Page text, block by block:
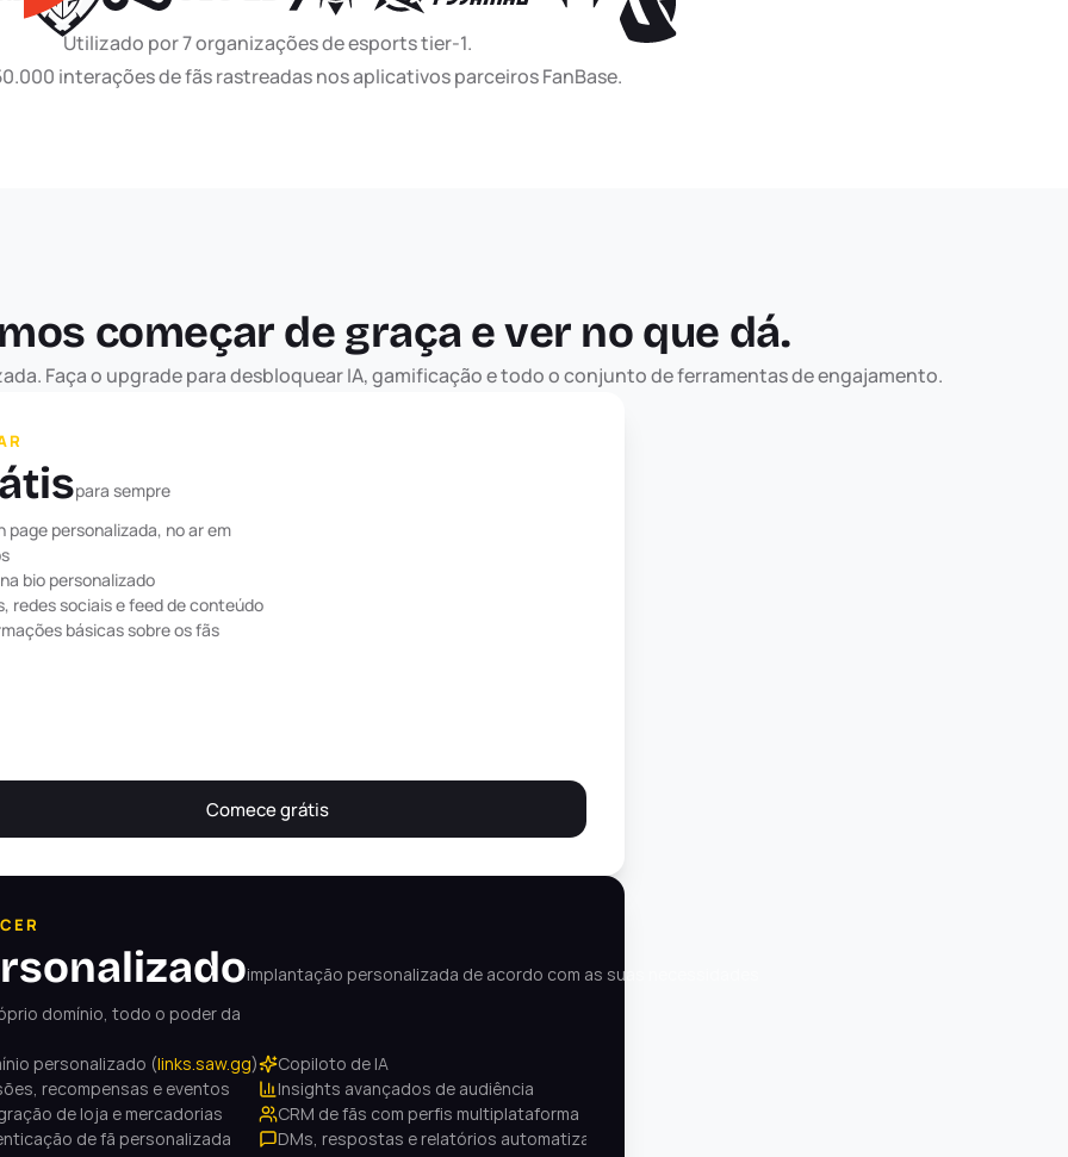
Utilizado por 7 organizações de esports tier-1.
interações de fãs rastreadas nos aplicativos parceiros FanBase.
começar de graça e ver no que dá.
Faça o upgrade para desbloquear IA, gamificação e todo o conjunto de ferramentas de engajamento.
para sempre
page personalizada, no ar em
bio personalizado
redes sociais e feed de conteúdo
básicas sobre os fãs
Comece grátis
implantação personalizada de acordo com as suas necessidades
domínio, todo o poder da
personalizado (links.saw.gg)
recompensas e eventos
de loja e mercadorias
de fã personalizada
Copiloto de IA
Insights avançados de audiência
CRM de fãs com perfis multiplataforma
DMs, respostas e relatórios automatizados